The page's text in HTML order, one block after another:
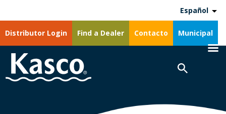
Distributor Login Find a Dealer Contacto Municipal
Español